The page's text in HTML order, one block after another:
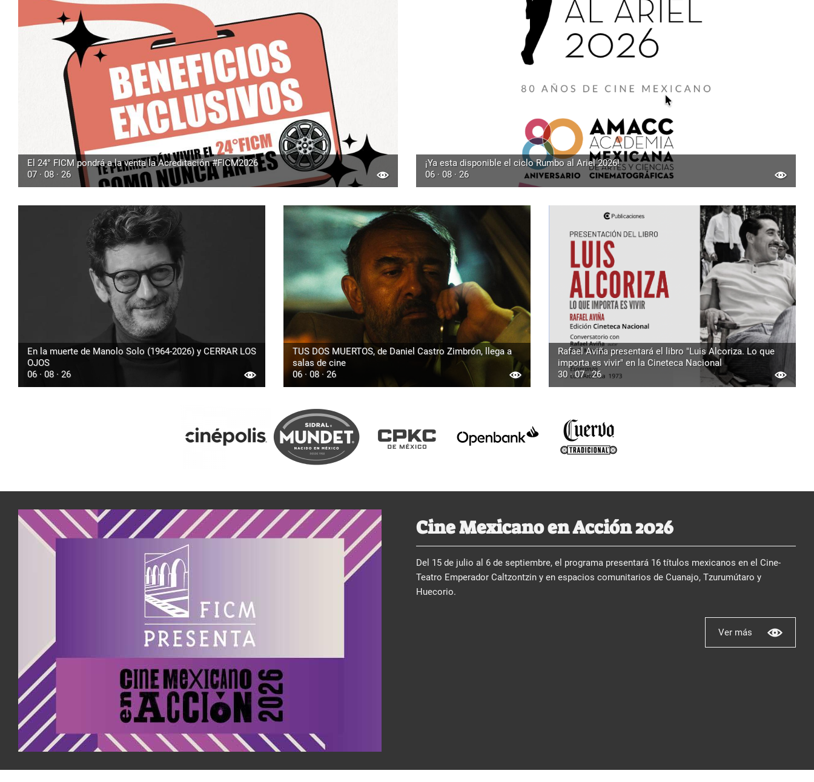
El 24° FICM pondrá a la venta la Acreditación #FICM2026
07 · 08 · 26
¡Ya esta disponible el ciclo Rumbo al Ariel 2026!
06 · 08 · 26
En la muerte de Manolo Solo (1964-2026) y CERRAR LOS
OJOS
06 · 08 · 26
TUS DOS MUERTOS, de Daniel Castro Zimbrón, llega a
salas de cine
06 · 08 · 26
Rafael Aviña presentará el libro "Luis Alcoriza. Lo que
importa es vivir" en la Cineteca Nacional
30 · 07 · 26
Cine Mexicano en Acción 2026
Del 15 de julio al 6 de septiembre, el programa presentará 16 títulos mexicanos en el Cine-
Teatro Emperador Caltzontzin y en espacios comunitarios de Cuanajo, Tzurumútaro y
Huecorio.
Ver más